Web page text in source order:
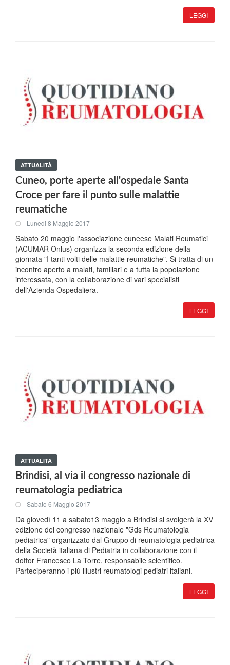
LEGGI
ATTUALITÀ
Cuneo, porte aperte all'ospedale Santa
Croce per fare il punto sulle malattie
reumatiche
Lunedi 8 Maggio 2017
Sabato 20 maggio l'associazione cuneese Malati Reumatici
(ACUMAR Onlus) organizza la seconda edizione della
giornata "I tanti volti delle malattie reumatiche". Si tratta di un
incontro aperto a malati, familiari e a tutta la popolazione
interessata, con la collaborazione di vari specialisti
dell'Azienda Ospedaliera.
LEGGI
ATTUALITÀ
Brindisi, al via il congresso nazionale di
reumatologia pediatrica
Sabato 6 Maggio 2017
Da giovedì 11 a sabato13 maggio a Brindisi si svolgerà la XV
edizione del congresso nazionale "Gds Reumatologia
pediatrica" organizzato dal Gruppo di reumatologia pediatrica
della Società italiana di Pediatria in collaborazione con il
dottor Francesco La Torre, responsabile scientifico.
Parteciperanno i più illustri reumatologi pediatri italiani.
LEGGI